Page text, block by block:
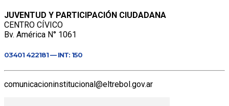
JUVENTUD Y PARTICIPACIÓN CIUDADANA
CENTRO CÍVICO
Bv. América N° 1061
03401 422181 — INT: 150
comunicacioninstitucional@eltrebol.gov.ar